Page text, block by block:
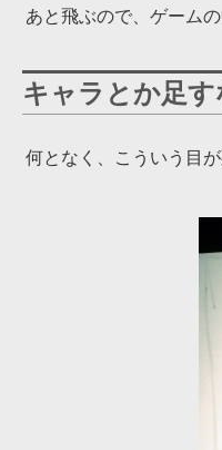
あと飛ぶので、ゲーム
キャラとか足す
何となく、こういう目